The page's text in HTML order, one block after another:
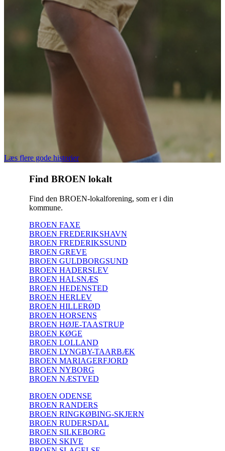
Læs flere gode historier
Find BROEN lokalt
Find den BROEN-lokalforening, som er i din
kommune.
BROEN FAXE
BROEN FREDERIKSHAVN
BROEN FREDERIKSSUND
BROEN GREVE
BROEN GULDBORGSUND
BROEN HADERSLEV
BROEN HALSNÆS
BROEN HEDENSTED
BROEN HERLEV
BROEN HILLERØD
BROEN HORSENS
BROEN HØJE-TAASTRUP
BROEN KØGE
BROEN LOLLAND
BROEN LYNGBY-TAARBÆK
BROEN MARIAGERFJORD
BROEN NYBORG
BROEN NÆSTVED
BROEN ODENSE
BROEN RANDERS
BROEN RINGKØBING-SKJERN
BROEN RUDERSDAL
BROEN SILKEBORG
BROEN SKIVE